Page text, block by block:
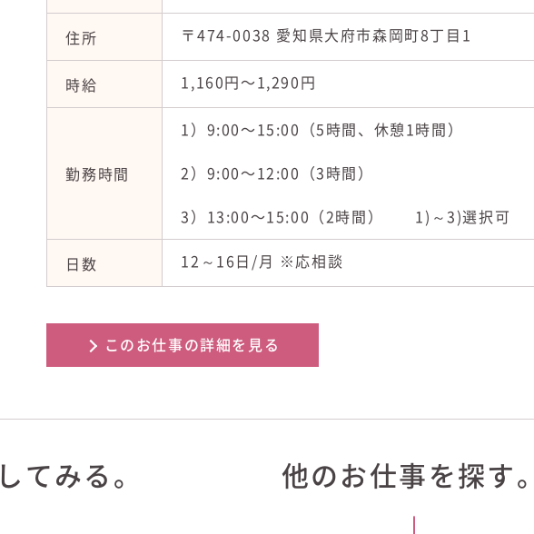
住所 〒474-0038 愛知県大府市森岡町8丁目1
時給 1,160円〜1,290円
勤務時間
1）9:00〜15:00（5時間、休憩1時間）
2）9:00〜12:00（3時間）
3）13:00〜15:00（2時間） 1)～3)選択可
日数 12～16日/月 ※応相談
このお仕事の詳細を見る
してみる。 他のお仕事を 探す。